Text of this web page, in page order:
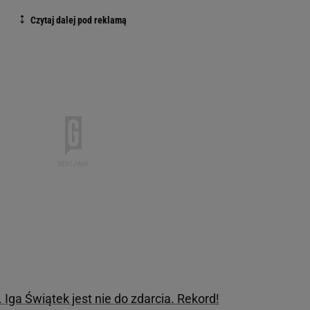
Świątek jest nie do zdarcia. Rekord!